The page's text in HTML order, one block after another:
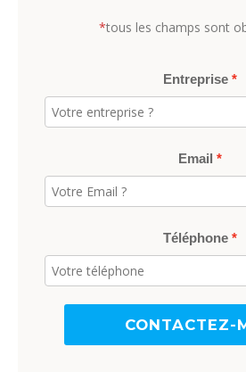
*tous les champs sont
Entreprise
Email
Téléphone
CONTACTEZ-